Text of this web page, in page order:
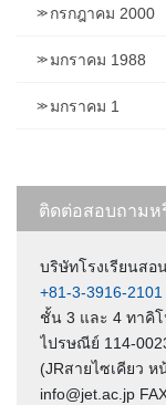
กรกฎาคม 2000
มกราคม 1988
มกราคม 1
ติดต่อสอบถามห
บริษัทโรงเรียนส
+81-3-3916-2101
ชั้น 3 และ 4 ทาคิโ
ไปรษณีย์ 114-
(JRสายไซเคียว
info@jet.ac.jp